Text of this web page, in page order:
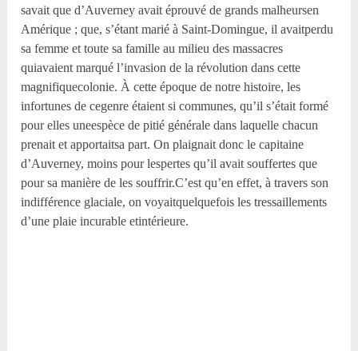
savait que d’Auverney avait éprouvé de grands malheursen
Amérique ; que, s’étant marié à Saint-Domingue, il avaitperdu
sa femme et toute sa famille au milieu des massacres
quiavaient marqué l’invasion de la révolution dans cette
magnifiquecolonie. À cette époque de notre histoire, les
infortunes de cegenre étaient si communes, qu’il s’était formé
pour elles uneespèce de pitié générale dans laquelle chacun
prenait et apportaitsa part. On plaignait donc le capitaine
d’Auverney, moins pour lespertes qu’il avait souffertes que
pour sa manière de les souffrir.C’est qu’en effet, à travers son
indifférence glaciale, on voyaitquelquefois les tressaillements
d’une plaie incurable etintérieure.